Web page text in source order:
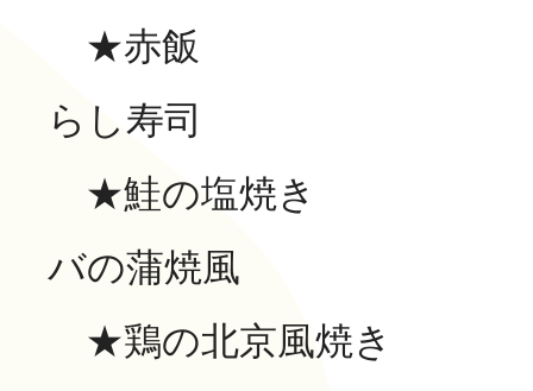
★赤飯
らし寿司
★鮭の塩
バの蒲焼風
★鶏の北京風
長寿の里 デイサービスセ
グループホーム 長寿
長寿の里在宅介護支援セ
グループホーム便り
通所リハビリテーション
一覧